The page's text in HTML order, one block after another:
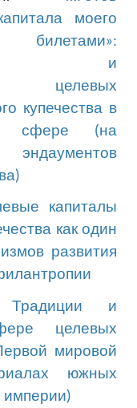
моего
и
целевых
купечества в
сфере (на
эндаументов
капиталы
как один
развития
Традиции и
целевых
мировой
южных
империи)